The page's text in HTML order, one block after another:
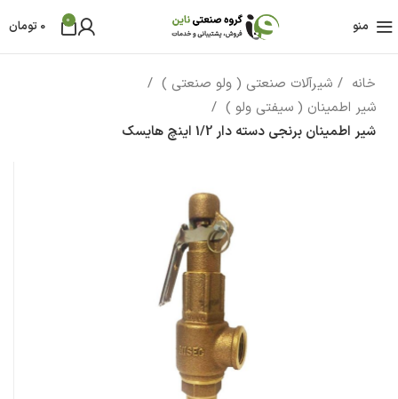
منو 0
0 تومان
خانه
شیرآلات صنعتی ( ولو صنعتی )
شیر اطمینان ( سیفتی ولو )
شیر اطمینان برنجی دسته دار 1/2 اینچ هایسک